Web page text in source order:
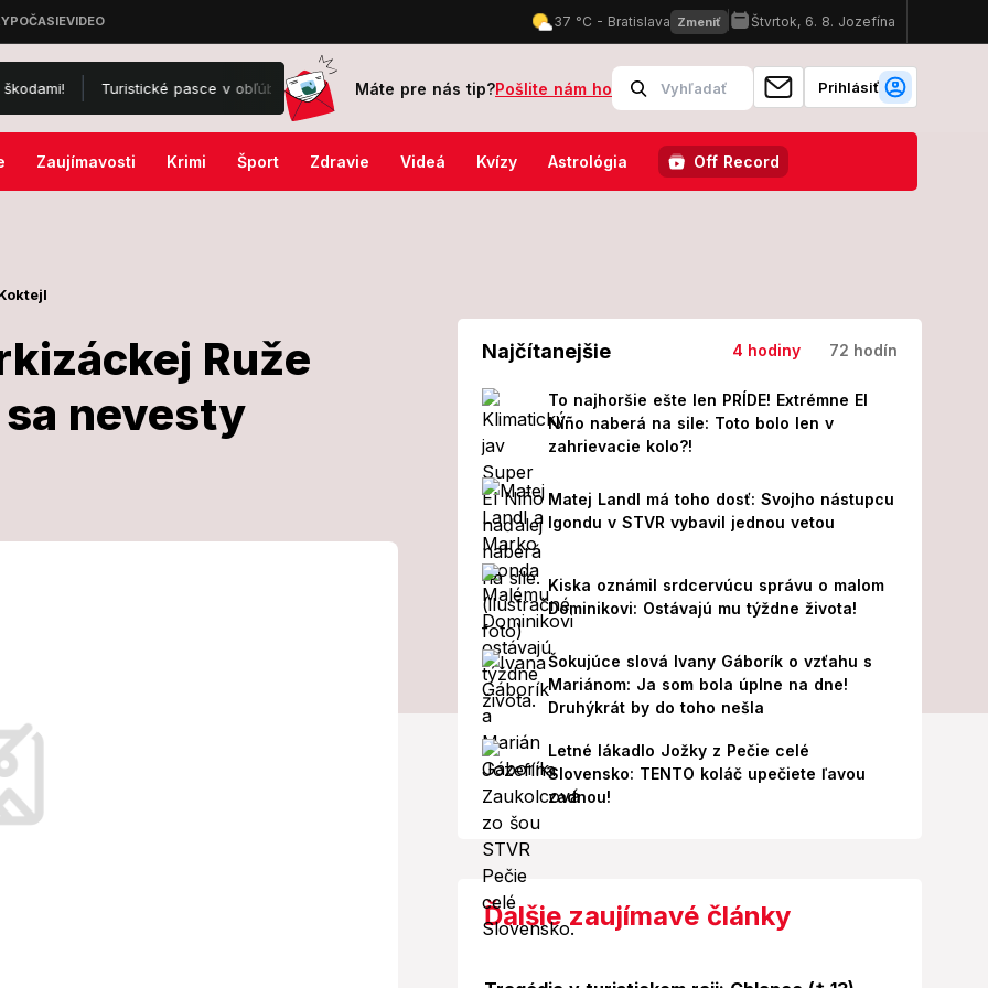
Turistické pasce v obľúbenej destinácii Slovákov: Odborníci radia, ako sa vyhnúť podvodom či premršteným cenám! Veľký poplach
Máte pre nás tip?Pošlite nám ho Prihlásiť
Zaujímavosti Krimi Šport Zdravie Videá Kvízy Astrológia Off Record
Ruže
nevesty
markizáckej
Majú sa
Najčítanejšie 4 hodiny 72 hodín
To najhoršie ešte len PRÍDE! Extrémne El
Niño naberá na sile: Toto bolo len v
zahrievacie kolo?!
Matej Landl má toho dosť: Svojho nástupcu
Igondu v STVR vybavil jednou vetou
Kiska oznámil srdcervúcu správu o malom
Dominikovi: Ostávajú mu týždne života!
Šokujúce slová Ivany Gáborík o vzťahu s
Mariánom: Ja som bola úplne na dne!
Druhýkrát by do toho nešla
Letné lákadlo Jožky z Pečie celé
Slovensko: TENTO koláč upečiete ľavou
zadnou!
Ďalšie zaujímavé články